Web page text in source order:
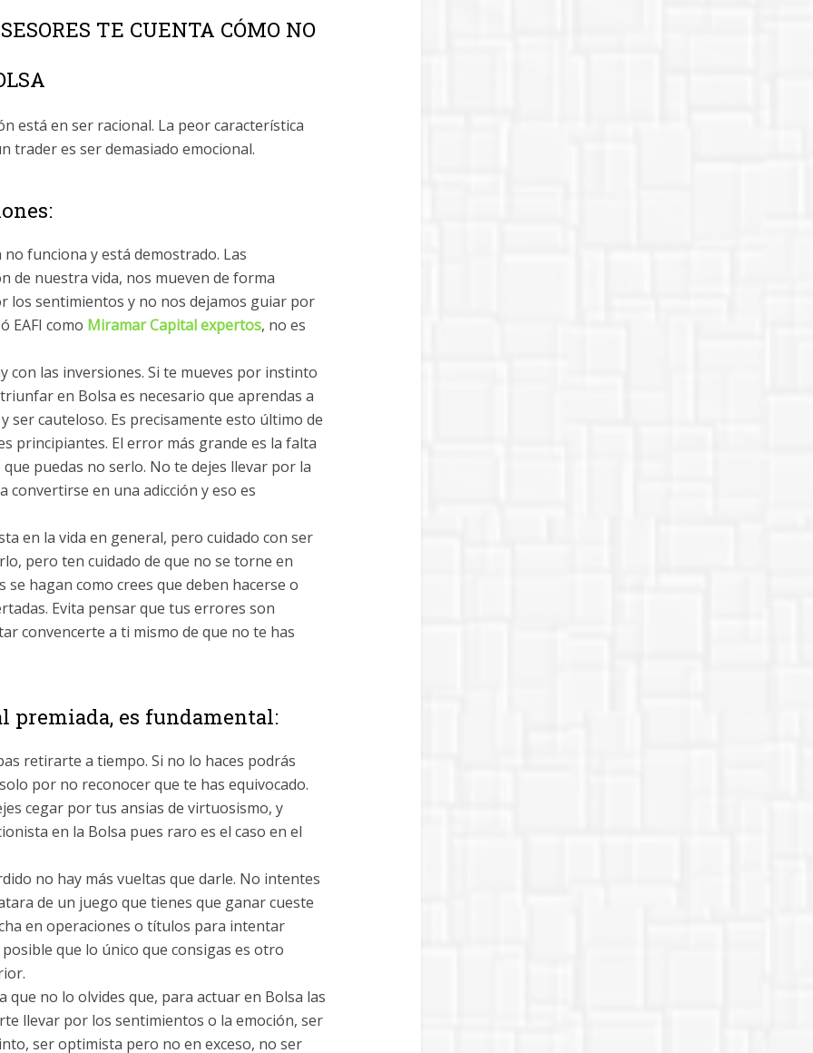
TE CUENTA CÓMO NO
está en ser racional. La peor característica
trader es ser demasiado emocional.
funciona y está demostrado. Las
de nuestra vida, nos mueven de forma
los sentimientos y no nos dejamos guiar por
EAFI como Miramar Capital expertos, no es
con las inversiones. Si te mueves por instinto
en Bolsa es necesario que aprendas a
ser cauteloso. Es precisamente esto último de
principiantes. El error más grande es la falta
puedas no serlo. No te dejes llevar por la
convertirse en una adicción y eso es
en la vida en general, pero cuidado con ser
pero ten cuidado de que no se torne en
hagan como crees que deben hacerse o
Evita pensar que tus errores son
convencerte a ti mismo de que no te has
premiada, es fundamental:
retirarte a tiempo. Si no lo haces podrás
por no reconocer que te has equivocado.
cegar por tus ansias de virtuosismo, y
en la Bolsa pues raro es el caso en el
no hay más vueltas que darle. No intentes
de un juego que tienes que ganar cueste
en operaciones o títulos para intentar
que lo único que consigas es otro
que no lo olvides que, para actuar en Bolsa las
llevar por los sentimientos o la emoción, ser
ser optimista pero no en exceso, no ser